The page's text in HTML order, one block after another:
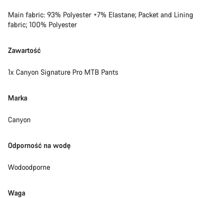
Main fabric: 93% Polyester +7% Elastane; Packet and Lining
fabric; 100% Polyester
Zawartość
1x Canyon Signature Pro MTB Pants
Marka
Canyon
Odporność na wodę
Wodoodporne
Waga